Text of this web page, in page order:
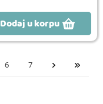
Dodaj u korpu
6 7